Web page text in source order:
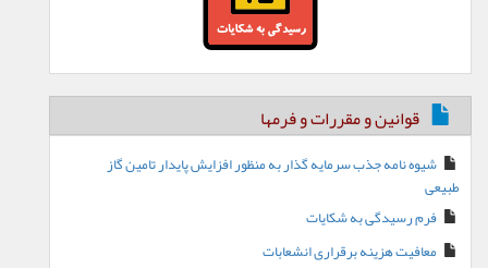
قوانین و مقررات و فرمها
شیوه نامه جذب سرمایه گذار به منظور افزایش پایدار تامین گاز
طبیعی
فرم رسیدگی به شکایات
معافیت هزینه برقراری انشعابات